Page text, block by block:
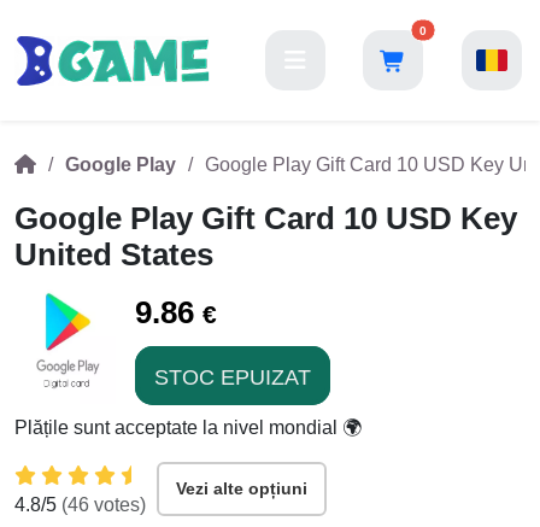
0
Google Play Google Play Gift Card 10 USD Key
Google Play Gift Card 10 USD Key
United States
9.86 €
STOC EPUIZAT
Plățile sunt acceptate la nivel mondial 🌍
4.8/5 (46 votes)
Vezi alte opțiuni